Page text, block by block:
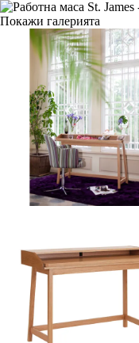
Покажи галерията